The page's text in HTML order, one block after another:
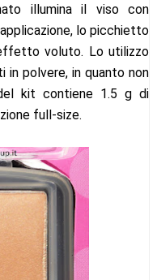
illumina il viso con
lo picchietto
voluto. Lo utilizzo
in polvere, in quanto non
kit contiene 1.5 g di
full-size.